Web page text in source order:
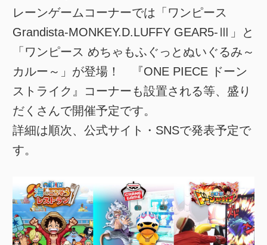
レーンゲームコーナーでは「ワンピース
Grandista-MONKEY.D.LUFFY GEAR5-Ⅲ」と
「ワンピース めちゃもふぐっとぬいぐるみ～
カルー～」が登場！ 『ONE PIECE ドーン
ストライク』コーナーも設置される等、盛り
だくさんで開催予定です。
詳細は順次、公式サイト・SNSで発表予定で
す。